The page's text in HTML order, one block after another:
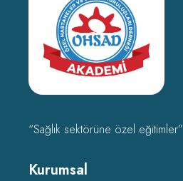
“Sağlık sektörüne özel eğitimler”
Kurumsal